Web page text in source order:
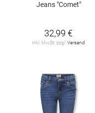
Jeans "Comet"
32,99 €
inkl. MwSt. zzgl.Versand